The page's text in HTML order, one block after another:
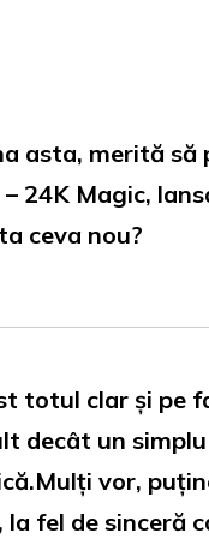
asta, merită să
24K Magic,
ceva nou?
totul clar și pe
decât un
vor,
la fel de sinceră